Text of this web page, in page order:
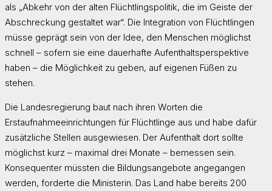
als „Abkehr von der alten Flüchtlingspolitik, die im Geiste der
Abschreckung gestaltet war“. Die Integration von Flüchtlingen
müsse geprägt sein von der Idee, den Menschen möglichst
schnell – sofern sie eine dauerhafte Aufenthaltsperspektive
haben – die Möglichkeit zu geben, auf eigenen Füßen zu
stehen.
Die Landesregierung baut nach ihren Worten die
Erstaufnahmeeinrichtungen für Flüchtlinge aus und habe dafür
zusätzliche Stellen ausgewiesen. Der Aufenthalt dort sollte
möglichst kurz – maximal drei Monate – bemessen sein.
Konsequenter müssten die Bildungsangebote angegangen
werden, forderte die Ministerin. Das Land habe bereits 200